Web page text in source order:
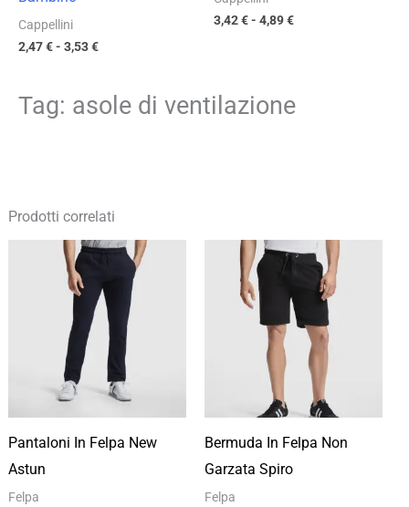
Cappellini
2,47€- 3,53€
3,42€- 4,89€
Tag: asole di ventilazione
Prodotti correlati
Pantaloni In Felpa New
Astun
Felpa
Fascia
prezzo:
da
14,29 €
a
20,42 €
Bermuda In Felpa Non
Garzata Spiro
Felpa
Fascia
prezzo:
10,15 €
a
14,50 €